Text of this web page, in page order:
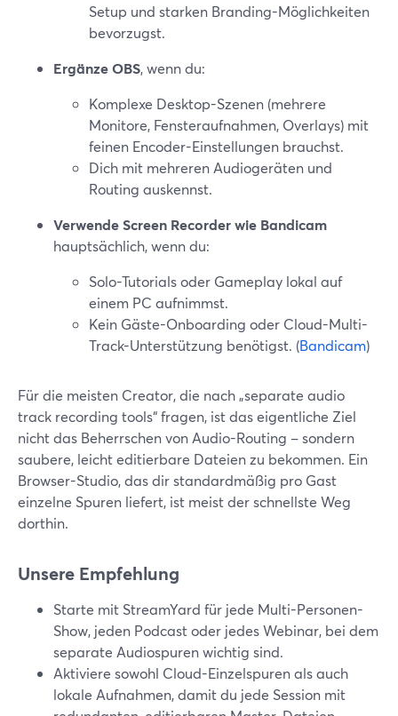
Setup und starken Branding-Möglichkeiten
bevorzugst.
Ergänze OBS, wenn du:
Komplexe Desktop-Szenen (mehrere
Monitore, Fensteraufnahmen, Overlays) mit
feinen Encoder-Einstellungen brauchst.
Dich mit mehreren Audiogeräten und
Routing auskennst.
Verwende Screen Recorder wie Bandicam
hauptsächlich, wenn du:
Solo-Tutorials oder Gameplay lokal auf
einem PC aufnimmst.
Kein Gäste-Onboarding oder Cloud-Multi-
Track-Unterstützung benötigst. (Bandicam)
Für die meisten Creator, die nach „separate audio
track recording tools“ fragen, ist das eigentliche Ziel
nicht das Beherrschen von Audio-Routing – sondern
saubere, leicht editierbare Dateien zu bekommen. Ein
Browser-Studio, das dir standardmäßig pro Gast
einzelne Spuren liefert, ist meist der schnellste Weg
dorthin.
Unsere Empfehlung
Starte mit StreamYard für jede Multi-Personen-
Show, jeden Podcast oder jedes Webinar, bei dem
separate Audiospuren wichtig sind.
Aktiviere sowohl Cloud-Einzelspuren als auch
lokale Aufnahmen, damit du jede Session mit